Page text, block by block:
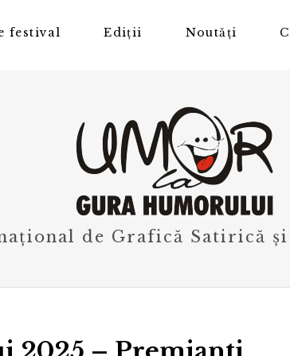
festival Ediții Noutăți
de Grafică Satirică